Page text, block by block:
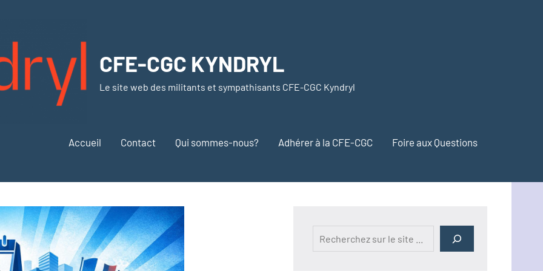
CFE-CGC KYNDRYL
Le site web des militants et sympathisants CFE-CGC Kyndryl
Accueil Contact Qui sommes-nous? Adhérer à la CFE-CGC Foire aux Questions
Rechercher